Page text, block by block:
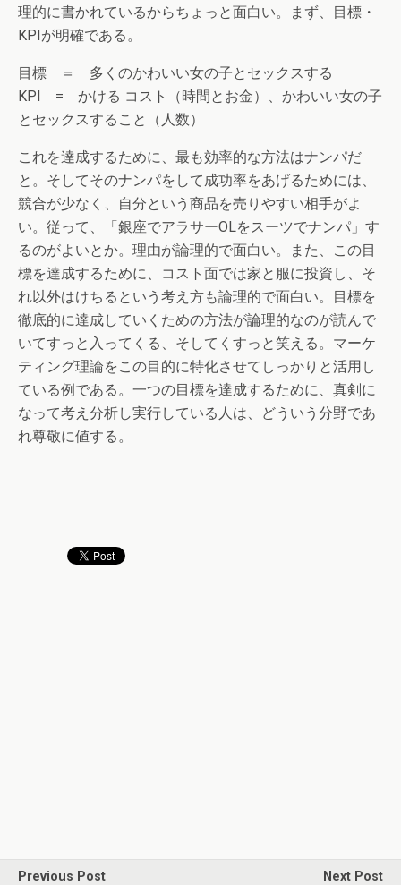
理的に書かれているからちょっと面白い。まず、目標・
KPIが明確である。
目標 ＝ 多くのかわいい女の子とセックスする
KPI = かける コスト（時間とお金）、かわいい女の子
とセックスすること（人数）
これを達成するために、最も効率的な方法はナンパだ
と。そしてそのナンパをして成功率をあげるためには、
競合が少なく、自分という商品を売りやすい相手がよ
い。従って、「銀座でアラサーOLをスーツでナンパ」す
るのがよいとか。理由が論理的で面白い。また、この目
標を達成するために、コスト面では家と服に投資し、そ
れ以外はけちるという考え方も論理的で面白い。目標を
徹底的に達成していくための方法が論理的なのが読んで
いてすっと入ってくる、そしてくすっと笑える。マーケ
ティング理論をこの目的に特化させてしっかりと活用し
ている例である。一つの目標を達成するために、真剣に
なって考え分析し実行している人は、どういう分野であ
れ尊敬に値する。
Previous Post
Next Post